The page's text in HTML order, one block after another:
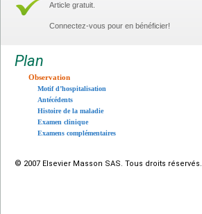
Article gratuit.
Connectez-vous pour en bénéficier!
Plan
Observation
Motif d’hospitalisation
Antécédents
Histoire de la maladie
Examen clinique
Examens complémentaires
© 2007 Elsevier Masson SAS. Tous droits réservés.